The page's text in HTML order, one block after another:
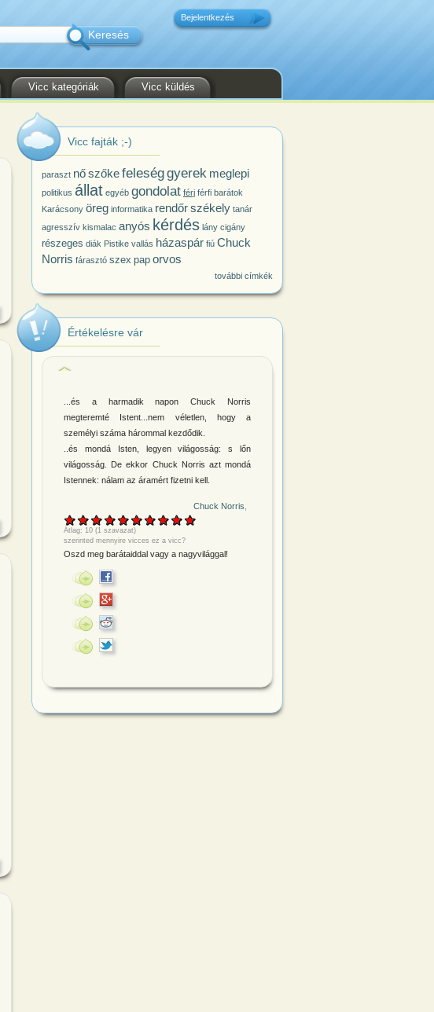
Vicc kategóriák Vicc küldés
Bejelentkezés
Vicc fajták ;-)
paraszt nőszőkefeleséggyerek meglepi
politikus állat egyéb gondolat férj férfi barátok
Karácsony öreg informatika rendőrszékely tanár
agresszív kismalac anyós kérdés lány cigány
részeges diák Pistike vallás házaspár fiú Chuck
Norris fárasztó szex pap orvos
további címkék
Értékelésre vár
...és a harmadik napon Chuck Norris
megteremté Istent...nem véletlen, hogy a
személyi száma hárommal kezdődik.
..és mondá Isten, legyen világosság: s lőn
világosság. De ekkor Chuck Norris azt mondá
Istennek: nálam az áramért fizetni kell.
Chuck Norris
Átlag: 10 (1 szavazat)
szerinted mennyire vicces ez a vicc?
Oszd meg barátaiddal vagy a nagyvilággal!